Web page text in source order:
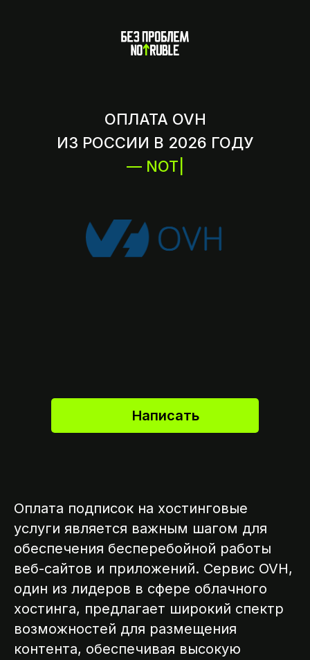
ОПЛАТА OVH
ИЗ РОССИИ В 2026 ГОДУ
— NOTRUBLE
Написать
Оплата подписок на хостинговые
услуги является важным шагом для
обеспечения бесперебойной работы
веб-сайтов и приложений. Сервис OVH,
один из лидеров в сфере облачного
хостинга, предлагает широкий спектр
возможностей для размещения
контента, обеспечивая высокую